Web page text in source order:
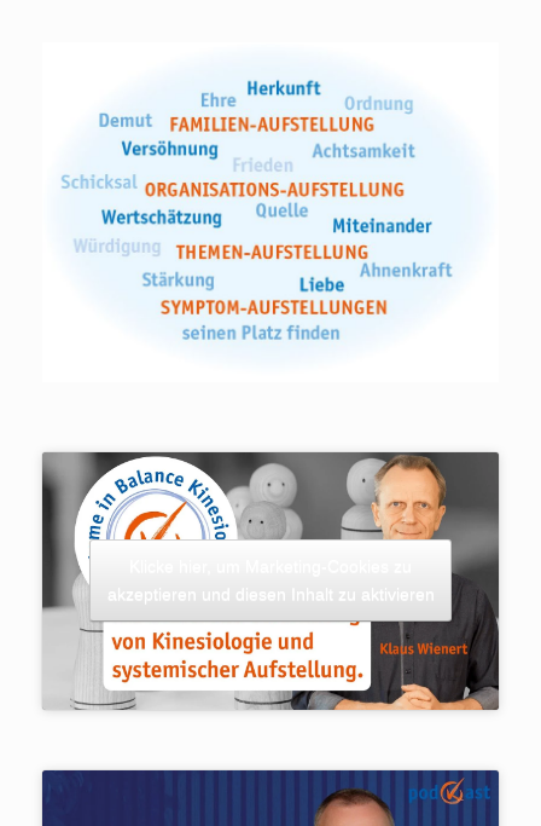
akzeptieren und diesen Inhalt zu aktivieren